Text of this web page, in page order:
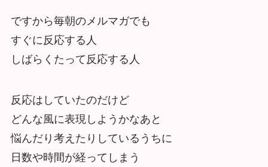
ですから毎朝のメルマガでも
すぐに反応する人
しばらくたって反応する人
反応はしていたのだけど
どんな風に表現しようかなあと
悩んだり考えたりしているうちに
日数や時間が経ってしまう